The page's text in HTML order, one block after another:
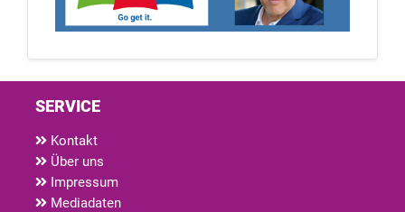
SERVICE
Kontakt
Über uns
Impressum
Mediadaten